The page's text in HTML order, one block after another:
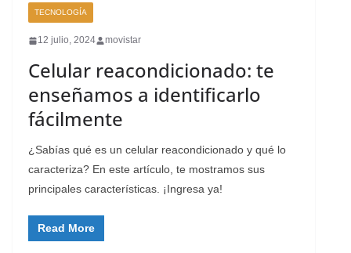
TECNOLOGÍA
12 julio, 2024 movistar
Celular reacondicionado: te
enseñamos a identificarlo
fácilmente
¿Sabías qué es un celular reacondicionado y qué lo
caracteriza? En este artículo, te mostramos sus
principales características. ¡Ingresa ya!
Read More